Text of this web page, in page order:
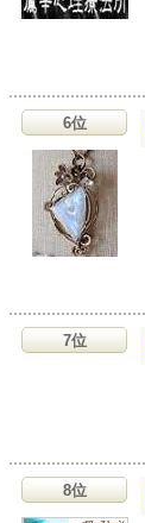
6位
7位
8位